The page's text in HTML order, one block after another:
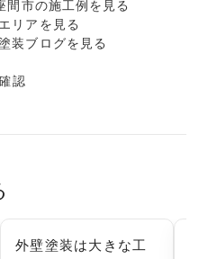
間市の施工例を見る
リアを見る
装ブログを見る
認
外壁塗装は大きな工